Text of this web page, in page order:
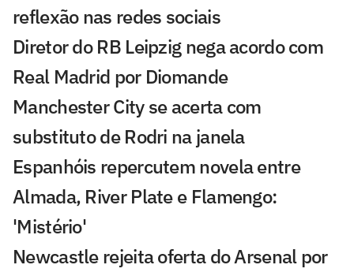
reflexão nas redes sociais
Diretor do RB Leipzig nega acordo com
Real Madrid por Diomande
Manchester City se acerta com
substituto de Rodri na janela
Espanhóis repercutem novela entre
Almada, River Plate e Flamengo:
'Mistério'
Newcastle rejeita oferta do Arsenal por